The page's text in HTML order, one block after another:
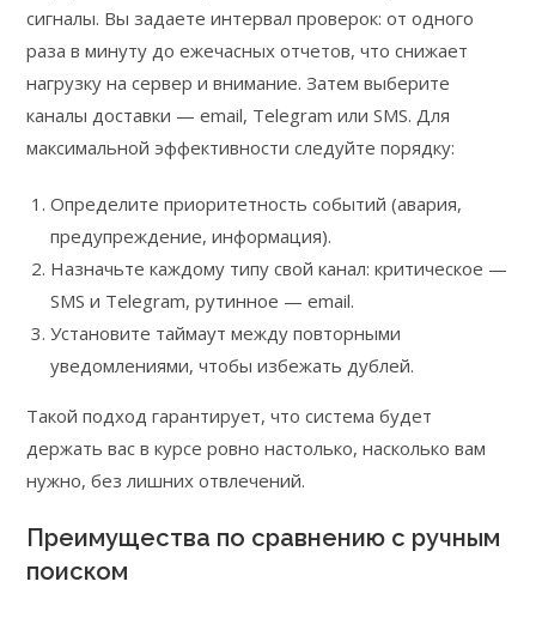
сигналы. Вы задаете интервал проверок: от одного
раза в минуту до ежечасных отчетов, что снижает
нагрузку на сервер и внимание. Затем выберите
каналы доставки — email, Telegram или SMS. Для
максимальной эффективности следуйте порядку:
Определите приоритетность событий (авария,
предупреждение, информация).
Назначьте каждому типу свой канал: критическое —
SMS и Telegram, рутинное — email.
Установите таймаут между повторными
уведомлениями, чтобы избежать дублей.
Такой подход гарантирует, что система будет
держать вас в курсе ровно настолько, насколько вам
нужно, без лишних отвлечений.
Преимущества по сравнению с ручным
поиском